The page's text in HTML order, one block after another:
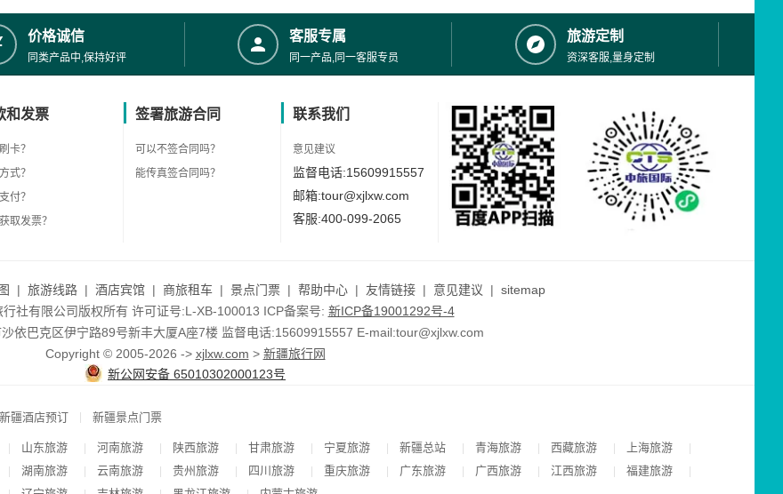
价格诚信
同类产品中,保持好评
客服专属
同一产品,同一客服专员
旅游定制
资深客服,量身定制
和发票
卡？
式？
付？
取发票？
签署旅游合同
可以不签合同吗？
能传真签合同吗？
联系我们
意见建议
监督电话:15609915557
邮箱:tour@xjlxw.com
客服:400-099-2065
| 旅游线路 | 酒店宾馆 | 商旅租车 | 景点门票 | 帮助中心 | 友情链接 | 意见建议 | sitemap
社有限公司版权所有 许可证号:L-XB-100013 ICP备案号: 新ICP备19001292号-4
依巴克区伊宁路89号新丰大厦A座7楼 监督电话:15609915557 E-mail:tour@xjlxw.com
Copyright © 2005-2026 -> xjlxw.com > 新疆旅行网
新公网安备 65010302000123号
新疆酒店预订 | 新疆景点门票
| 山东旅游 | 河南旅游 | 陕西旅游 | 甘肃旅游 | 宁夏旅游 | 新疆总站 | 青海旅游 | 西藏旅游 | 上海旅游 |
| 湖南旅游 | 云南旅游 | 贵州旅游 | 四川旅游 | 重庆旅游 | 广东旅游 | 广西旅游 | 江西旅游 | 福建旅游 |